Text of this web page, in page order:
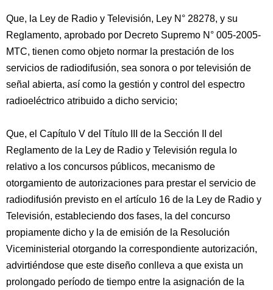
Que, la Ley de Radio y Televisión, Ley N° 28278, y su
Reglamento, aprobado por Decreto Supremo N° 005-2005-
MTC, tienen como objeto normar la prestación de los
servicios de radiodifusión, sea sonora o por televisión de
señal abierta, así como la gestión y control del espectro
radioeléctrico atribuido a dicho servicio;
Que, el Capítulo V del Título III de la Sección II del
Reglamento de la Ley de Radio y Televisión regula lo
relativo a los concursos públicos, mecanismo de
otorgamiento de autorizaciones para prestar el servicio de
radiodifusión previsto en el artículo 16 de la Ley de Radio y
Televisión, estableciendo dos fases, la del concurso
propiamente dicho y la de emisión de la Resolución
Viceministerial otorgando la correspondiente autorización,
advirtiéndose que este diseño conlleva a que exista un
prolongado período de tiempo entre la asignación de la